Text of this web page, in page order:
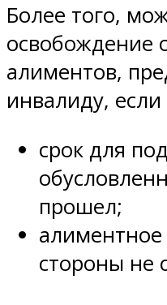
Более того,
освобождение
алиментов,
инвалиду,
срок для
прошел;
стороны не